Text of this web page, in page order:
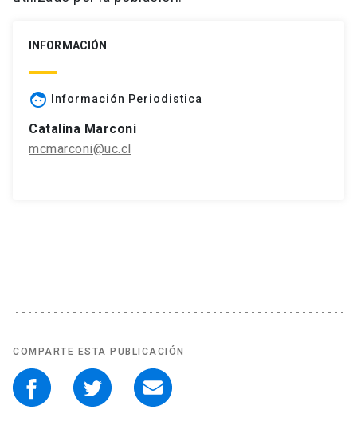
INFORMACIÓN
face Información Periodistica
Catalina Marconi
mcmarconi@uc.cl
COMPARTE ESTA PUBLICACIÓN